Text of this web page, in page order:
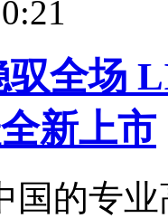
驭全场
新上市
国的专